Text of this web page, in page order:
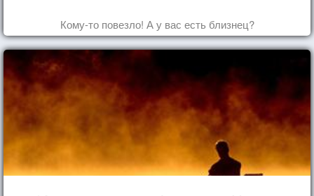
Кому-то повезло! А у вас есть близнец?